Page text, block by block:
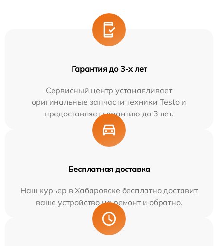
Гарантия до 3-х лет
Сервисный центр устанавливает
оригинальные запчасти техники Testo и
предоставляет гарантию до 3 лет.
Бесплатная доставка
Наш курьер в Хабаровске бесплатно доставит
ваше устройство на ремонт и обратно.